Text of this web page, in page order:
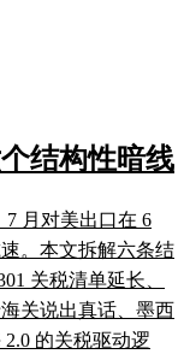
结构性暗线
7 月对美出口在 6
。本文拆解六条结
关税清单延长、
关说出真话、墨西
的关税驱动逻